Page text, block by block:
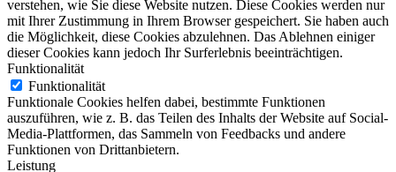
verstehen, wie Sie diese Website nutzen. Diese Cookies werden nur
mit Ihrer Zustimmung in Ihrem Browser gespeichert. Sie haben auch
die Möglichkeit, diese Cookies abzulehnen. Das Ablehnen einiger
dieser Cookies kann jedoch Ihr Surferlebnis beeinträchtigen.
Funktionalität
Funktionalität
Funktionale Cookies helfen dabei, bestimmte Funktionen
auszuführen, wie z. B. das Teilen des Inhalts der Website auf Social-
Media-Plattformen, das Sammeln von Feedbacks und andere
Funktionen von Drittanbietern.
Leistung